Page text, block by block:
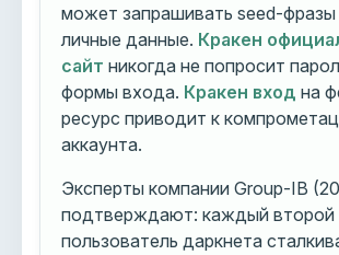
может запрашивать seed-фразы
личные данные. Кракен
сайт никогда не попросит
формы входа. Кракен вход на
ресурс приводит к
аккаунта.
Эксперты компании Group-IB
подтверждают: каждый второй
пользователь даркнета